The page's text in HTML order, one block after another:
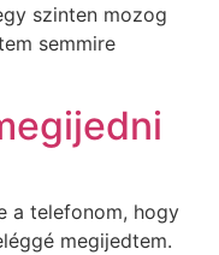
szinten mozog
semmire
a telefonom, hogy
megijedtem.